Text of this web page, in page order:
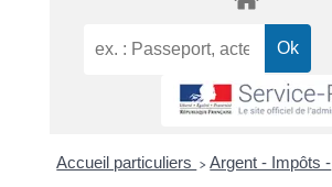
Accueil particuliers > Argent - Impôts -